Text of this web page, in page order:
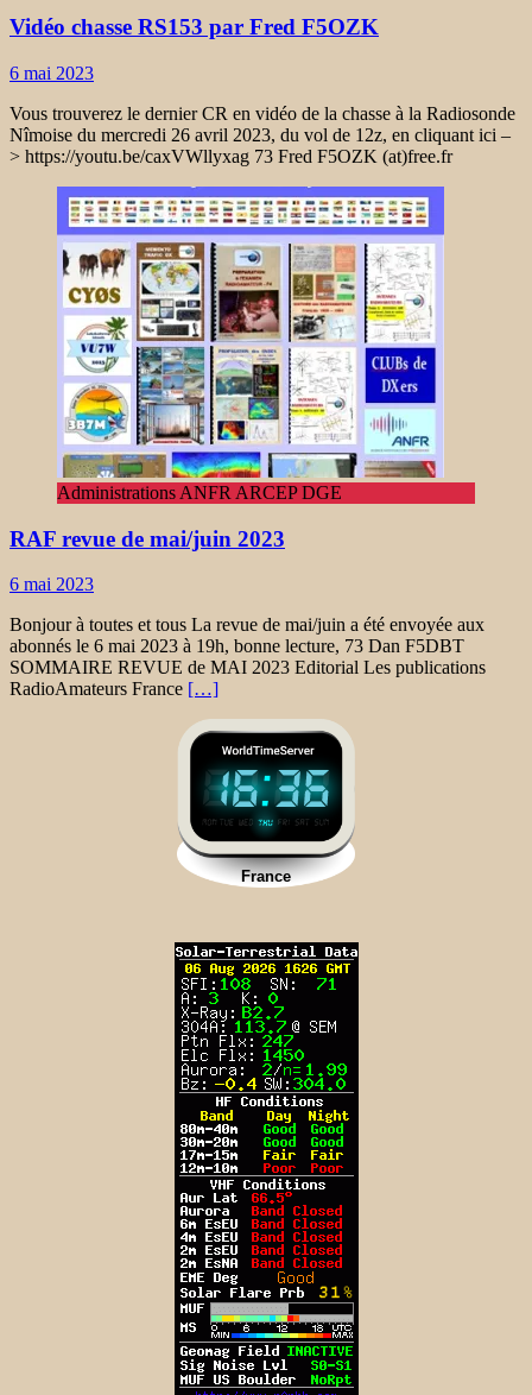
Vidéo chasse RS153 par Fred F5OZK
6 mai 2023
Vous trouverez le dernier CR en vidéo de la chasse à la Radiosonde
Nîmoise du mercredi 26 avril 2023, du vol de 12z, en cliquant ici –
> https://youtu.be/caxVWllyxag 73 Fred F5OZK (at)free.fr
Administrations ANFR ARCEP DGE
RAF revue de mai/juin 2023
6 mai 2023
Bonjour à toutes et tous La revue de mai/juin a été envoyée aux
abonnés le 6 mai 2023 à 19h, bonne lecture, 73 Dan F5DBT
SOMMAIRE REVUE de MAI 2023 Editorial Les publications
RadioAmateurs France […]